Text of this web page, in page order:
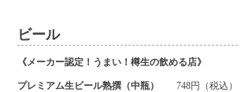
ビール
《メーカー認定！うまい！樽生の飲める店》
プレミアム生ビール熟撰（中瓶）
748円（税込）